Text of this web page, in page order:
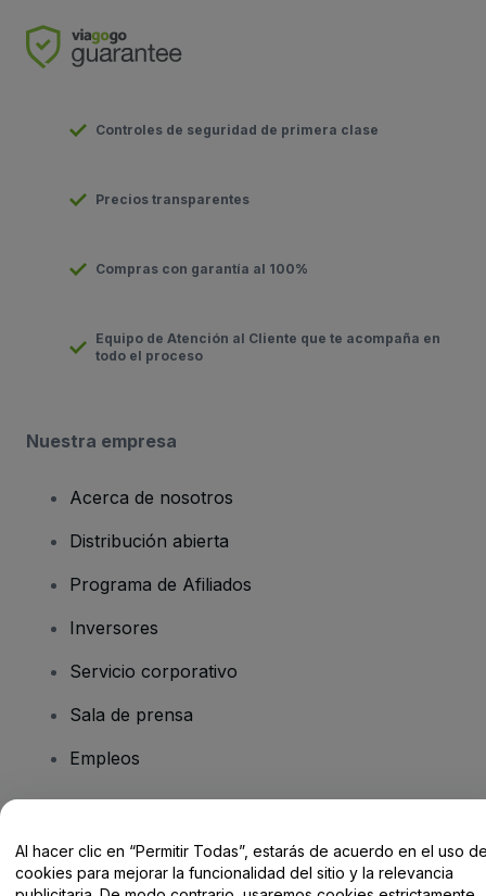
Controles de seguridad de primera clase
Precios transparentes
Compras con garantía al 100%
Equipo de Atención al Cliente que te acompaña en
todo el proceso
Nuestra empresa
Acerca de nosotros
Distribución abierta
Programa de Afiliados
Inversores
Servicio corporativo
Sala de prensa
Empleos
Centro de Ayuda / Contacto
Al hacer clic en “Permitir Todas”, estarás de acuerdo en el uso
cookies para mejorar la funcionalidad del sitio y la relevancia